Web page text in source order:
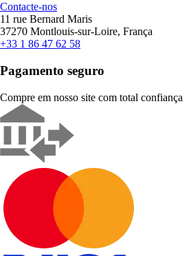
Contacte-nos
11 rue Bernard Maris
37270 Montlouis-sur-Loire, França
+33 1 86 47 62 58
Pagamento seguro
Compre em nosso site com total confiança